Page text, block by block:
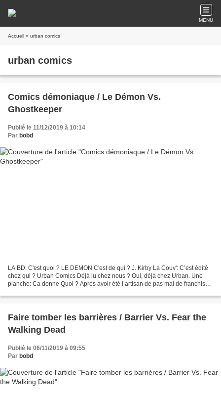
MENU
Accueil » urban comics
urban comics
Comics démoniaque / Le Démon Vs.
Ghostkeeper
Publié le 11/12/2019 à 10:14
Par bobd
LA BD: C'est quoi ? LE DEMON C'est de qui ? J. Kirby La Couv': C’est édité
chez qui ? Urban Comics Déjà lu chez nous ? Oui, déjà chez Urban. Une
planche: Ca donne Quoi ? Après avoir été l’artisan de pas mal de franchises
Faire tomber les barrières / Barrier Vs. Fear the
Walking Dead
Publié le 06/11/2019 à 09:55
Par bobd